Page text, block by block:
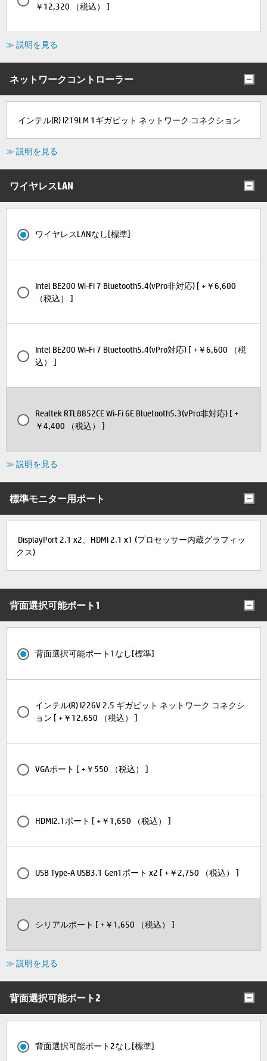
￥12,320 （税込） ]
≫ 説明を見る
ネットワークコントローラー
インテル(R) I219LM 1ギガビット ネットワーク コネクション
≫ 説明を見る
ワイヤレスLAN
ワイヤレスLANなし[標準]
Intel BE200 Wi-Fi 7 Bluetooth5.4(vPro非対応) [ +￥6,600
（税込） ]
Intel BE200 Wi-Fi 7 Bluetooth5.4(vPro対応) [ +￥6,600 （税
込） ]
Realtek RTL8852CE Wi-Fi 6E Bluetooth5.3(vPro非対応) [ +
￥4,400 （税込） ]
≫ 説明を見る
標準モニター用ポート
DisplayPort 2.1 x2、HDMI 2.1 x1 (プロセッサー内蔵グラフィッ
クス)
背面選択可能ポート1
背面選択可能ポート1なし[標準]
インテル(R) I226V 2.5 ギガビット ネットワーク コネクシ
ョン [ +￥12,650 （税込） ]
VGAポート [ +￥550 （税込） ]
HDMI2.1ポート [ +￥1,650 （税込） ]
USB Type-A USB3.1 Gen1ポート x2 [ +￥2,750 （税込） ]
シリアルポート [ +￥1,650 （税込） ]
≫ 説明を見る
背面選択可能ポート2
背面選択可能ポート2なし[標準]